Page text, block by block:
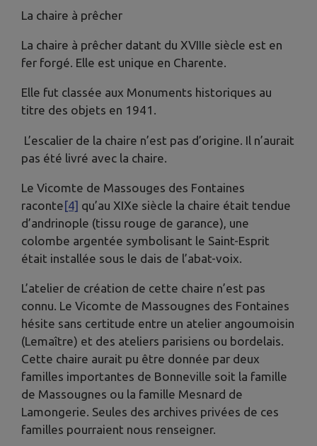
La chaire à prêcher
La chaire à prêcher datant du XVIIIe siècle est en
fer forgé. Elle est unique en Charente.
Elle fut classée aux Monuments historiques au
titre des objets en 1941.
L’escalier de la chaire n’est pas d’origine. Il n’aurait
pas été livré avec la chaire.
Le Vicomte de Massouges des Fontaines
raconte[4] qu’au XIXe siècle la chaire était tendue
d’andrinople (tissu rouge de garance), une
colombe argentée symbolisant le Saint-Esprit
était installée sous le dais de l’abat-voix.
L’atelier de création de cette chaire n’est pas
connu. Le Vicomte de Massougnes des Fontaines
hésite sans certitude entre un atelier angoumoisin
(Lemaître) et des ateliers parisiens ou bordelais.
Cette chaire aurait pu être donnée par deux
familles importantes de Bonneville soit la famille
de Massougnes ou la famille Mesnard de
Lamongerie. Seules des archives privées de ces
familles pourraient nous renseigner.